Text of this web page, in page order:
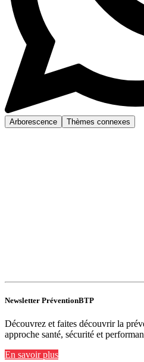
Arborescence Thèmes connexes
Newsletter PréventionBTP
Découvrez et faites découvrir la
approche santé, sécurité et
En savoir plus